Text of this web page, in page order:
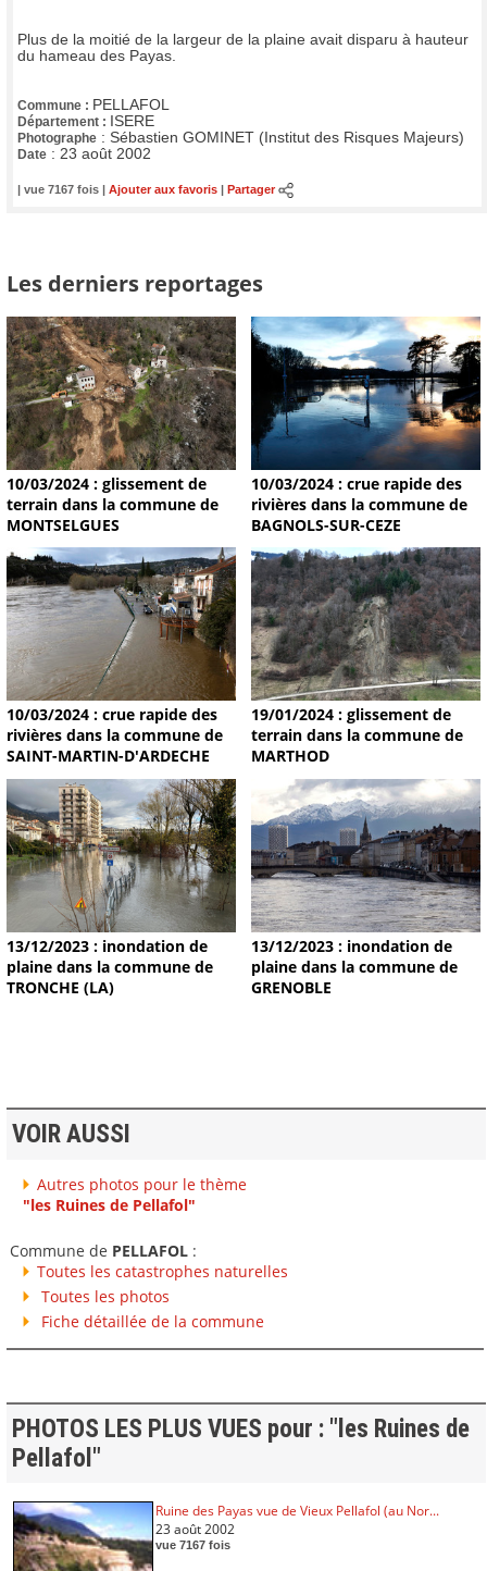
Plus de la moitié de la largeur de la plaine avait disparu à hauteur
du hameau des Payas.
Commune : PELLAFOL
Département : ISERE
Photographe : Sébastien GOMINET (Institut des Risques Majeurs)
Date : 23 août 2002
| vue 7167 fois | Ajouter aux favoris Partager
Les derniers reportages
10/03/2024 : glissement de
terrain dans la commune de
MONTSELGUES
10/03/2024 : crue rapide des
rivières dans la commune de
BAGNOLS-SUR-CEZE
10/03/2024 : crue rapide des
rivières dans la commune de
SAINT-MARTIN-D'ARDECHE
19/01/2024 : glissement de
terrain dans la commune de
MARTHOD
13/12/2023 : inondation de
plaine dans la commune de
TRONCHE (LA)
13/12/2023 : inondation de
plaine dans la commune de
GRENOBLE
VOIR AUSSI
Autres photos pour le thème
"les Ruines de Pellafol"
Commune de PELLAFOL:
Toutes les catastrophes naturelles
Toutes les photos
Fiche détaillée de la commune
PHOTOS LES PLUS VUES pour : "les Ruines de
Pellafol"
Ruine des Payas vue de Vieux Pellafol (au Nor...
23 août 2002
vue 7167 fois